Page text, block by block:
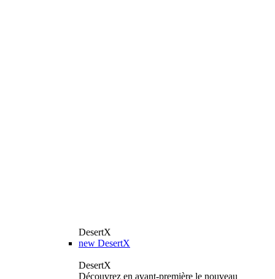
DesertX
new DesertX
DesertX
Découvrez en avant-première le nouveau